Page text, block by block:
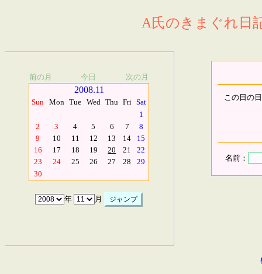
A氏のきまぐれ日
前の月 今日 次の月
2008.11
Sun Mon Tue Wed Thu Fri Sat
1
2
3 4 5 6 7
8
9
10 11 12 13 14
15
16
17 18 19 20 21
22
23
24 25 26 27 28
29
30
年 月
この日の
名前：